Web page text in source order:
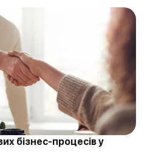
бізнес-процесів у